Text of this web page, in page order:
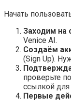
Начать
Заходим на
Venice AI.
Создаём
(Sign Up).
проверьте
ссылкой
Первые